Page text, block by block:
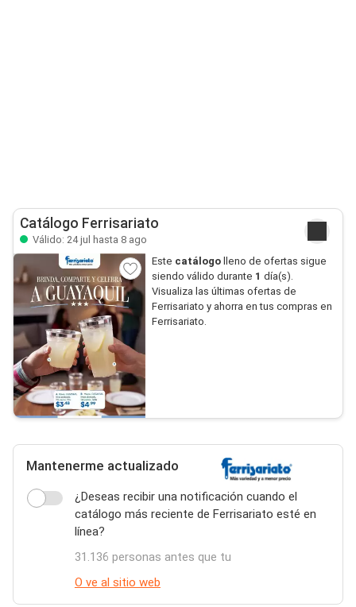
Catálogo Ferrisariato
Válido: 24 jul hasta 8 ago
Este catálogo lleno de ofertas sigue
siendo válido durante 1 día(s).
Visualiza las últimas ofertas de
Ferrisariato y ahorra en tus compras en
Ferrisariato.
Mantenerme actualizado
¿Deseas recibir una notificación cuando el
catálogo más reciente de Ferrisariato esté en
línea?
31.136 personas antes que tu
O ve al sitio web